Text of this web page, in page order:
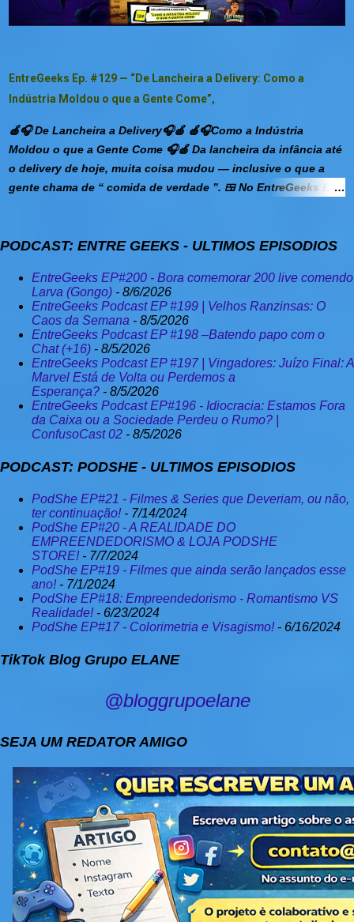
pelas sumerianas também eram usadas em cerimônias
história da Deusa Ninkasi Ninkasi,fruto de uma relação entre
doces e sua mãe Ninti, ou Ninhursag, que era a Deusa dos
Relevos e a Deusa-Mãe do Pantheon sumério. Ela também...
EntreGeeks Ep. #129 — “De Lancheira a Delivery: Como a
Indústria Moldou o que a Gente Come”,
🍎🎧 De Lancheira a Delivery🎧🍎 🍎🎧Como a Indústria
Moldou o que a Gente Come 🎧🍎 Da lancheira da infância até
o delivery de hoje, muita coisa mudou — inclusive o que a
gente chama de “ comida de verdade ”. 🍱 No EntreGeeks Ep.
conversa saborosa (e cheia de verdades) sobre como a
nossos hábitos alimentares. 🚀 Entre risadas, lembranças
nostálgicas e revelações curiosas (tipo a história real da
cobrança da Sabesp com maquininha 💳😂), o trio mergulha
em temas como: A batalha “ Lancheira Raiz vs. Lancheira
Nutella ” — o que mudou entre gerações; A “ Armadilha da
Praticidade ” — como o corre moderno nos empurrou pros
ultraprocessados ; A “ Geração do Rótulo FIT ” — produtos
“zero” que enganam bonito; E o inspirador “ Cachorro Velho
Aprende Truque Novo ” — mostrando que mudar hábitos é
PODCAST: ENTRE GEEKS - ULTIMOS EPISODIOS
EntreGeeks EP#200 - Bora comemorar 200 live comendo
Larva (Gongo) - 8/6/2026
EntreGeeks Podcast EP #199 | Velhos Ranzinsas: O
Caos da Semana - 8/5/2026
EntreGeeks Podcast EP #198 –Batendo papo com o
Chat (+16) - 8/5/2026
EntreGeeks Podcast EP #197 | Vingadores: Juízo Final: A
Marvel Está de Volta ou Perdemos a
Esperança? - 8/5/2026
EntreGeeks Podcast EP#196 - Idiocracia: Estamos Fora
da Caixa ou a Sociedade Perdeu o Rumo? |
ConfusoCast 02 - 8/5/2026
PODCAST: PODSHE - ULTIMOS EPISODIOS
PodShe EP#21 - Filmes & Series que Deveriam, ou não,
ter continuação!- 7/14/2024
PodShe EP#20 - A REALIDADE DO
EMPREENDEDORISMO & LOJA PODSHE
STORE!- 7/7/2024
PodShe EP#19 - Filmes que ainda serão lançados esse
ano!- 7/1/2024
PodShe EP#18: Empreendedorismo - Romantismo VS
Realidade!- 6/23/2024
PodShe EP#17 - Colorimetria e Visagismo!- 6/16/2024
TikTok Blog Grupo ELANE
@bloggrupoelane
SEJA UM REDATOR AMIGO